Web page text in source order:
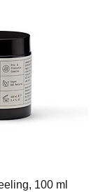
100 ml